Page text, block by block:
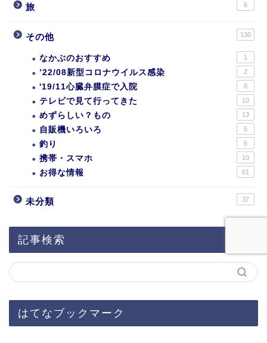
旅 6
その他 130
なかぶのおすすめ 1
’22/08新型コロナウイルス感染 2
'19/11心臓弁膜症で入院 8
テレビで見て行ってきた 10
めずらしい？もの 13
自販機いろいろ 5
釣り 6
携帯・スマホ 10
お得な情報 61
未分類 37
記事検索
はてなブックマーク